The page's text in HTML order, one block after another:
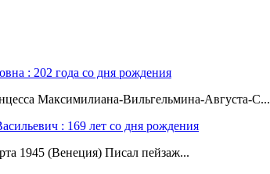
: 202 года со дня рождения
Максимилиана-Вильгельмина-Августа-С...
: 169 лет со дня рождения
1945 (Венеция) Писал пейзаж...